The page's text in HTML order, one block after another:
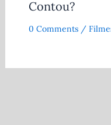
Contou?
0 Comments /